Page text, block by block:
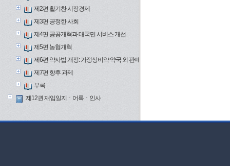
제2편 활기찬 시장경제
제3편 공정한 사회
제4편 공공개혁과 대국민 서비스 개선
제5편 농협개혁
제6편 약사법 개정: 가정상비약 약국 외 판매와 보건의료 개혁
제7편 향후 과제
부록
제12권 재임일지ㆍ어록ㆍ인사